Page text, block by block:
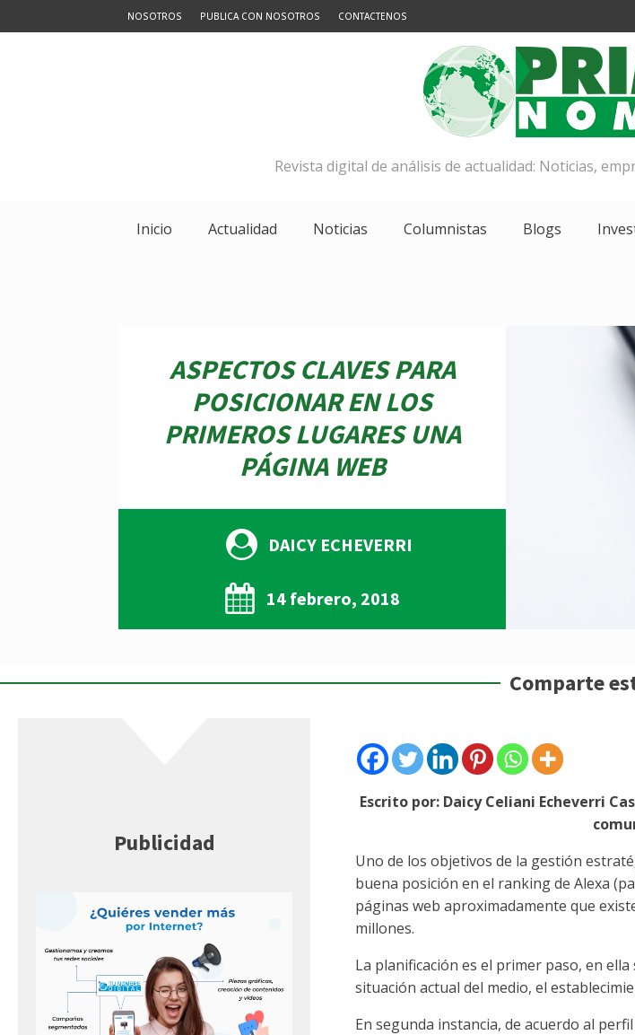
NOSOTROS PUBLICA CON NOSOTROS CONTACTENOS
Revista digital de análisis de actualidad: Noticias,
Inicio Actualidad Noticias Columnistas Blogs
ASPECTOS CLAVES PARA
POSICIONAR EN LOS
PRIMEROS LUGARES UNA
PÁGINA WEB
DAICY ECHEVERRI
14 febrero, 2018
Comparte
Publicidad
Escrito por: Daicy Celiani Echeverri
Uno de los objetivos de la gestión
buena posición en el ranking de Alexa
páginas web aproximadamente que
millones.
La planificación es el primer paso, en
situación actual del medio, el
En segunda instancia, de acuerdo al